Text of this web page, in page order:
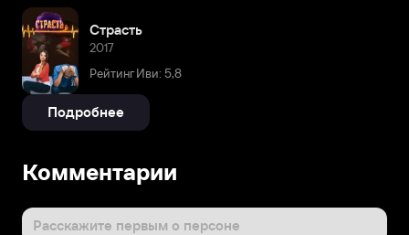
Страсть
2017
Рейтинг Иви: 5,8
Подробнее
Комментарии
Расскажите первым о персоне